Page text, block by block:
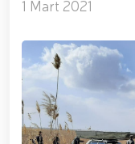
Taqdirlash
1 Mart 2021